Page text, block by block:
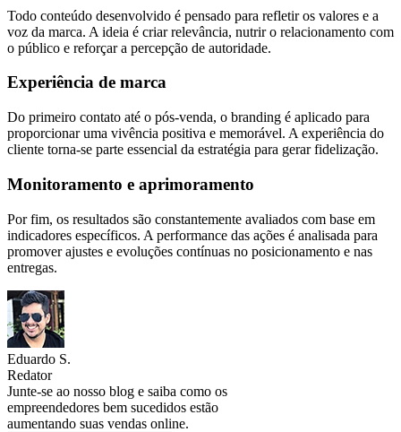
Todo conteúdo desenvolvido é pensado para refletir os valores e a
voz da marca. A ideia é criar relevância, nutrir o relacionamento com
o público e reforçar a percepção de autoridade.
Experiência de marca
Do primeiro contato até o pós-venda, o branding é aplicado para
proporcionar uma vivência positiva e memorável. A experiência do
cliente torna-se parte essencial da estratégia para gerar fidelização.
Monitoramento e aprimoramento
Por fim, os resultados são constantemente avaliados com base em
indicadores específicos. A performance das ações é analisada para
promover ajustes e evoluções contínuas no posicionamento e nas
entregas.
Eduardo S.
Redator
Junte-se ao nosso blog e saiba como os
empreendedores bem sucedidos estão
aumentando suas vendas online.